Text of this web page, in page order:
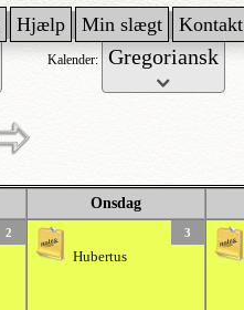
Hjælp Min slægt Kontakt
Kalender:
Onsdag
2 3
Hubertus